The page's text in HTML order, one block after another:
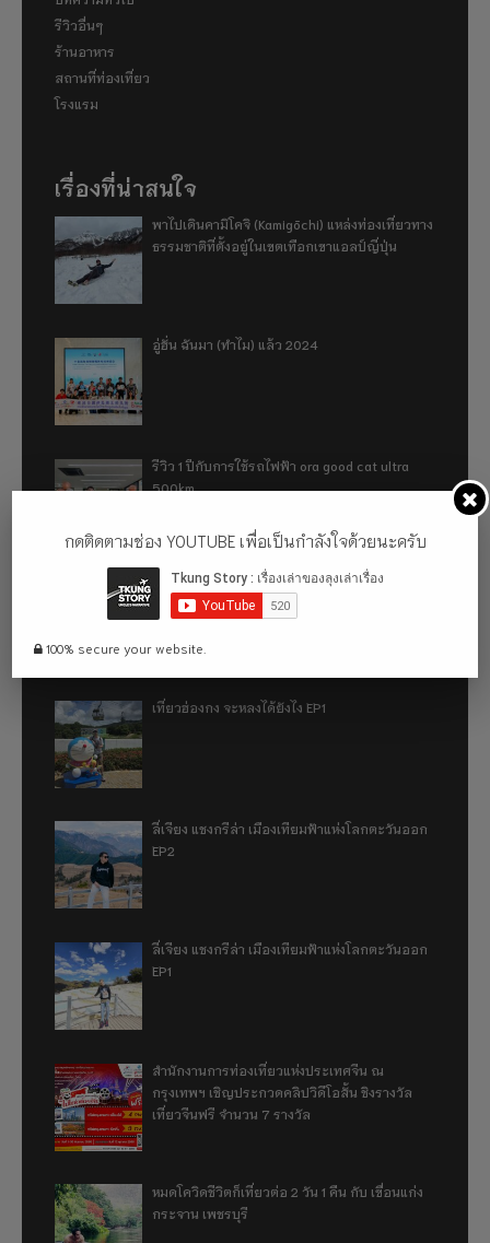
รีวิวอื่นๆ
ร้านอาหาร
สถานที่ท่องเที่ยว
โรงแรม
เรื่องที่น่าสนใจ
พาไปเดินคามิโคจิ (Kamigōchi) แหล่งท่องเที่ยวทาง
ธรรมชาติที่ตั้งอยู่ในเขตเทือกเขาแอลป์ญี่ปุ่น
อู่ฮั่น ฉันมา (ทำไม) แล้ว 2024
รีวิว 1 ปีกับการใช้รถไฟฟ้า ora good cat ultra
500km
เที่ยวฮ่องกง จะหลงได้ยังไง EP2
เที่ยวฮ่องกง จะหลงได้ยังไง EP1
ลี่เจียง แชงกรีล่า เมืองเทียมฟ้าแห่งโลกตะวันออก
EP2
ลี่เจียง แชงกรีล่า เมืองเทียมฟ้าแห่งโลกตะวันออก
EP1
สำนักงานการท่องเที่ยวแห่งประเทศจีน ณ
กรุงเทพฯ เชิญประกวดคลิปวิดีโอสั้น ชิงรางวัล
เที่ยวจีนฟรี จำนวน 7 รางวัล
หมดโควิดชีวิตก็เที่ยวต่อ 2 วัน 1 คืน กับ เขื่อนแก่ง
กระจาน เพชรบุรี
กดติดตามช่อง YOUTUBE เพื่อเป็นกำลังใจด้วยนะครับ
100% secure your website.